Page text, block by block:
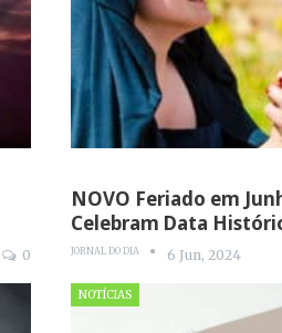
0
NOVO Feriado em
Celebram Data
JORNAL DO DIA 6 Jun, 2024
NOTÍCIAS